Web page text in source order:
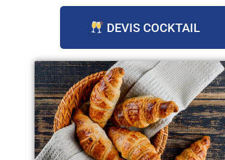
DEVIS COCKTAIL